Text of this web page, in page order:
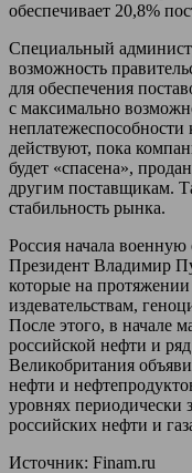
обеспечивает 20,8%
Специальный
возможность
для обеспечения
c максимально
действуют, пока
будет «спасена»,
другим поставщикам.
стабильность рынка.
Россия начала
Президент Владимир
которые на
издевательствам,
После этого, в начале
российской нефти и
Великобритания
нефти и
уровнях периодически
российских нефти и
Источник: Finam.ru